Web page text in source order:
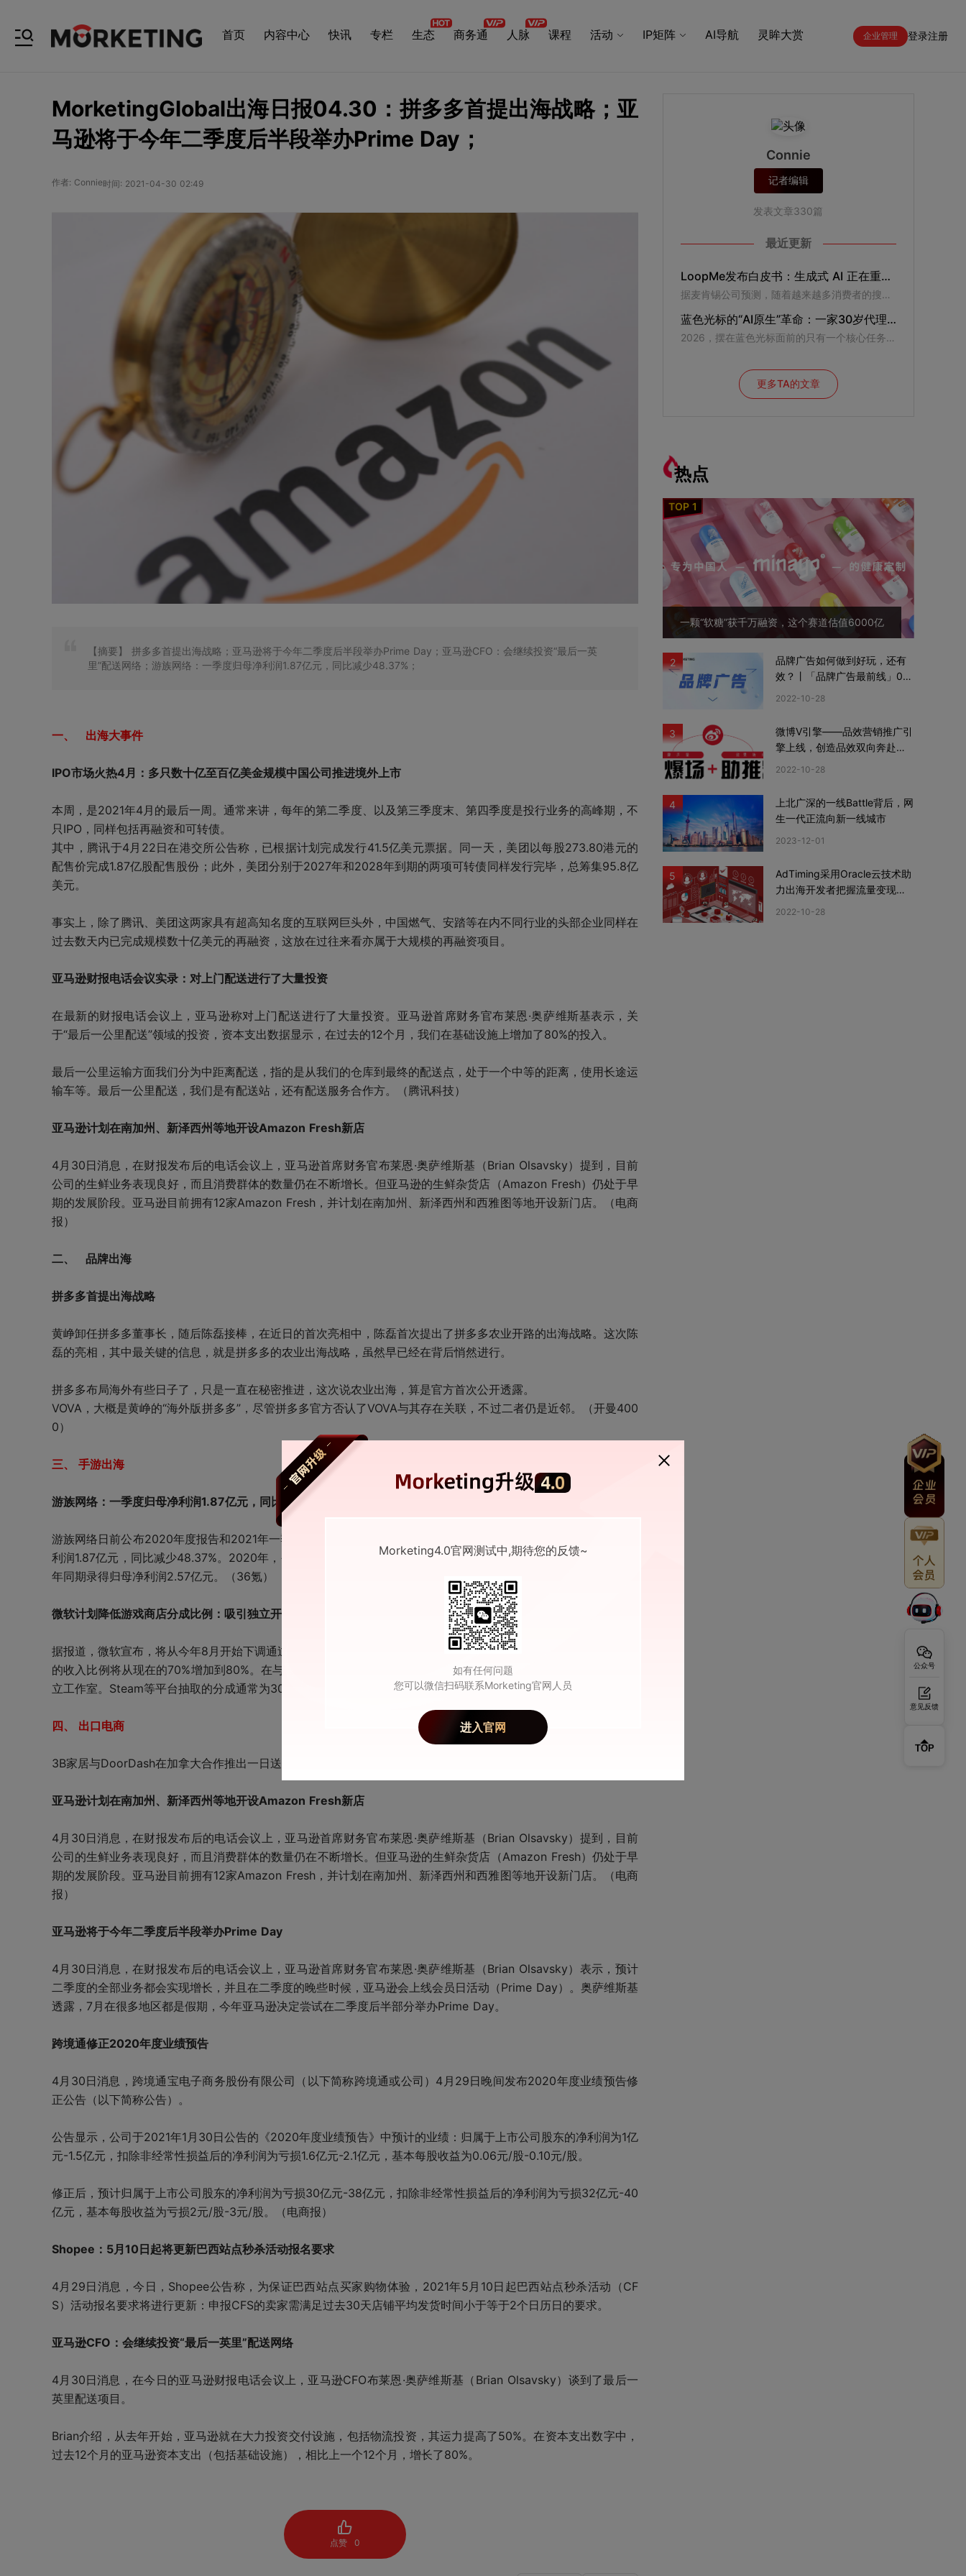
首页 内容中心 快讯 专栏 生态 商务通 人脉 课程 活动 IP矩阵 AI导航 灵眸大赏 企业管理 登录注册
MorketingGlobal出海日报04.30：拼多多首提出海战略；亚
马逊将于今年二季度后半段举办Prime Day；
作者: Connie时间: 2021-04-30 02:49
【摘要】
拼多多首提出海战略；亚马逊将于今年二季度后半段举办Prime Day；亚马逊CFO：会继续投资“最后一英
里”配送网络；游族网络：一季度归母净利润1.87亿元，同比减少48.37%；
一、 出海大事件
IPO市场火热4月：多只数十亿至百亿美金规模中国公司推进境外上市
本周，是2021年4月的最后一周。通常来讲，每年的第二季度、以及第三季度末、第四季度是投行业务的高峰期，不
只IPO，同样包括再融资和可转债。
其中，腾讯于4月22日在港交所公告称，已根据计划完成发行41.5亿美元票据。同一天，美团以每股273.80港元的
配售价完成1.87亿股配售股份；此外，美团分别于2027年和2028年到期的两项可转债同样发行完毕，总筹集95.8亿
美元。
事实上，除了腾讯、美团这两家具有超高知名度的互联网巨头外，中国燃气、安踏等在内不同行业的头部企业同样在
过去数天内已完成规模数十亿美元的再融资，这放在过往来看亦属于大规模的再融资项目。
亚马逊财报电话会议实录：对上门配送进行了大量投资
在最新的财报电话会议上，亚马逊称对上门配送进行了大量投资。亚马逊首席财务官布莱恩·奥萨维斯基表示，关
于“最后一公里配送”领域的投资，资本支出数据显示，在过去的12个月，我们在基础设施上增加了80%的投入。
最后一公里运输方面我们分为中距离配送，指的是从我们的仓库到最终的配送点，处于一个中等的距离，使用长途运
输车等。最后一公里配送，我们是有配送站，还有配送服务合作方。（腾讯科技）
亚马逊计划在南加州、新泽西州等地开设Amazon Fresh新店
4月30日消息，在财报发布后的电话会议上，亚马逊首席财务官布莱恩·奥萨维斯基（Brian Olsavsky）提到，目前
公司的生鲜业务表现良好，而且消费群体的数量仍在不断增长。但亚马逊的生鲜杂货店（Amazon Fresh）仍处于早
期的发展阶段。亚马逊目前拥有12家Amazon Fresh，并计划在南加州、新泽西州和西雅图等地开设新门店。（电商
报）
二、 品牌出海
拼多多首提出海战略
黄峥卸任拼多多董事长，随后陈磊接棒，在近日的首次亮相中，陈磊首次提出了拼多多农业开路的出海战略。这次陈
磊的亮相，其中最关键的信息，就是拼多多的农业出海战略，虽然早已经在背后悄然进行。
拼多多布局海外有些日子了，只是一直在秘密推进，这次说农业出海，算是官方首次公开透露。
VOVA，大概是黄峥的“海外版拼多多”，尽管拼多多官方否认了VOVA与其存在关联，不过二者仍是近邻。（开曼400
0）
三、 手游出海
游族网络：一季度归母净利润1.87亿元，同比减少48.37%
游族网络日前公布2020年度报告和2021年一季报。2021年一季度，公司营收9.44亿元，同比减少22.05%；归母净
利润1.87亿元，同比减少48.37%。2020年，公司营业收入47.03亿元，同比增长46.04%；归母净亏损1.88亿元，上
年同期录得归母净利润2.57亿元。（36氪）
微软计划降低游戏商店分成比例：吸引独立开发者
据报道，微软宣布，将从今年8月开始下调通过其网上商店发布PC游戏的独立开发者收取的分成。届时，开发者保留
的收入比例将从现在的70%增加到80%。在与Valve旗下Steam等对手竞争的过程中，微软的应用商店将更能吸引独
立工作室。Steam等平台抽取的分成通常为30%，Epic Games的应用商店抽成比例为12%。（新浪科技）
四、 出口电商
3B家居与DoorDash在加拿大合作推出一日送达服务（彭博）
亚马逊计划在南加州、新泽西州等地开设Amazon Fresh新店
4月30日消息，在财报发布后的电话会议上，亚马逊首席财务官布莱恩·奥萨维斯基（Brian Olsavsky）提到，目前
公司的生鲜业务表现良好，而且消费群体的数量仍在不断增长。但亚马逊的生鲜杂货店（Amazon Fresh）仍处于早
期的发展阶段。亚马逊目前拥有12家Amazon Fresh，并计划在南加州、新泽西州和西雅图等地开设新门店。（电商
报）
亚马逊将于今年二季度后半段举办Prime Day
4月30日消息，在财报发布后的电话会议上，亚马逊首席财务官布莱恩·奥萨维斯基（Brian Olsavsky）表示，预计
二季度的全部业务都会实现增长，并且在二季度的晚些时候，亚马逊会上线会员日活动（Prime Day）。奥萨维斯基
透露，7月在很多地区都是假期，今年亚马逊决定尝试在二季度后半部分举办Prime Day。
跨境通修正2020年度业绩预告
4月30日消息，跨境通宝电子商务股份有限公司（以下简称跨境通或公司）4月29日晚间发布2020年度业绩预告修
正公告（以下简称公告）。
公告显示，公司于2021年1月30日公告的《2020年度业绩预告》中预计的业绩：归属于上市公司股东的净利润为1亿
元-1.5亿元，扣除非经常性损益后的净利润为亏损1.6亿元-2.1亿元，基本每股收益为0.06元/股-0.10元/股。
修正后，预计归属于上市公司股东的净利润为亏损30亿元-38亿元，扣除非经常性损益后的净利润为亏损32亿元-40
亿元，基本每股收益为亏损2元/股-3元/股。（电商报）
Shopee：5月10日起将更新巴西站点秒杀活动报名要求
4月29日消息，今日，Shopee公告称，为保证巴西站点买家购物体验，2021年5月10日起巴西站点秒杀活动（CF
S）活动报名要求将进行更新：申报CFS的卖家需满足过去30天店铺平均发货时间小于等于2个日历日的要求。
亚马逊CFO：会继续投资“最后一英里”配送网络
4月30日消息，在今日的亚马逊财报电话会议上，亚马逊CFO布莱恩·奥萨维斯基（Brian Olsavsky）谈到了最后一
英里配送项目。
Brian介绍，从去年开始，亚马逊就在大力投资交付设施，包括物流投资，其运力提高了50%。在资本支出数字中，
过去12个月的亚马逊资本支出（包括基础设施），相比上一个12个月，增长了80%。
点赞 0
Connie
记者编辑
发表文章330篇
最近更新
LoopMe发布白皮书：生成式 AI 正在重塑数字生态，移动游戏成为品牌增长的新锚点
据麦肯锡公司预测，随着越来越多消费者的搜索旅程在 AI 环境中直接完成，传统搜索流量中约有 20%–50% 可能面临被替代风险。对广告主而言，真正的挑战在于流量的结构变迁。消费者正在将网页访问的节点后移，即从“发现信息”转向“验证决策”。
蓝色光标的“AI原生”革命：一家30岁代理公司的“新生”
2026，摆在蓝色光标面前的只有一个核心任务——“把过去的东西全部推翻，重新变成一家创业公司，一家新的AI公司。”
更多TA的文章
热点
一颗“软糖”获千万融资，这个赛道估值6000亿
2
品牌广告如何做到好玩，还有
效？丨「品牌广告最前线」02
2022-10-28
3
微博V引擎——品效营销推广引
擎上线，创造品效双向奔赴新
2022-10-28
4
上北广深的一线Battle背后，网
生一代正流向新一线城市
2023-12-01
5
AdTiming采用Oracle云技术助
力出海开发者把握流量变现新
2022-10-28
公众号
意见反馈
TOP
Morketing4.0官网测试中,期待您的反馈~
如有任何问题
您可以微信扫码联系Morketing官网人员
进入官网